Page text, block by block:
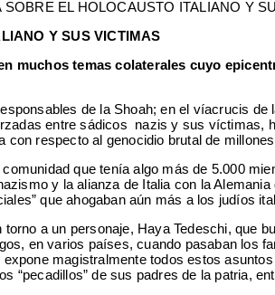
Y SUS VICTIMAS
muchos temas colaterales cuyo
de la Shoah; en el víacrucis
entre sádicos nazis y sus
respecto al genocidio brutal de
que tenía algo más de 5.000
y la alianza de Italia con la
que ahogaban aún más a los
a un personaje, Haya Tedeschi,
en varios países, cuando pasaban
magistralmente todos estos
“pecadillos” de sus padres de la patria,